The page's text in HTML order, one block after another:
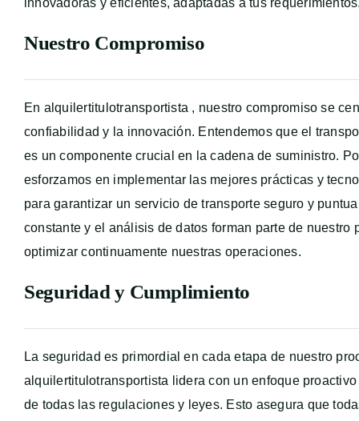
innovadoras y eficientes, adaptadas a tus
Nuestro Compromiso
En alquilertitulotransportista , nuestro compromiso se
confiabilidad y la innovación. Entendemos que el
es un componente crucial en la cadena de suministro.
esforzamos en implementar las mejores prácticas y
para garantizar un servicio de transporte seguro y
constante y el análisis de datos forman parte de nuestro
optimizar continuamente nuestras operaciones.
Seguridad y Cumplimiento
La seguridad es primordial en cada etapa de nuestro
alquilertitulotransportista lidera con un enfoque
de todas las regulaciones y leyes. Esto asegura que